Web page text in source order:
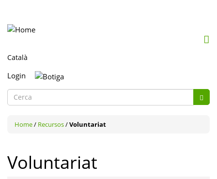
Login
Formulari
cerca
Home/ Recursos/Voluntariat
Voluntariat